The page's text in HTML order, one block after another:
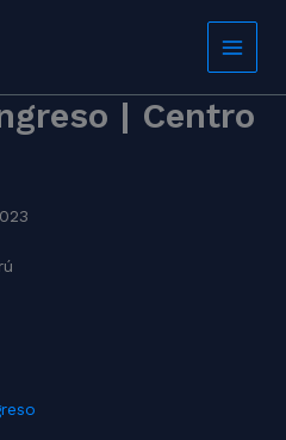
| Centro